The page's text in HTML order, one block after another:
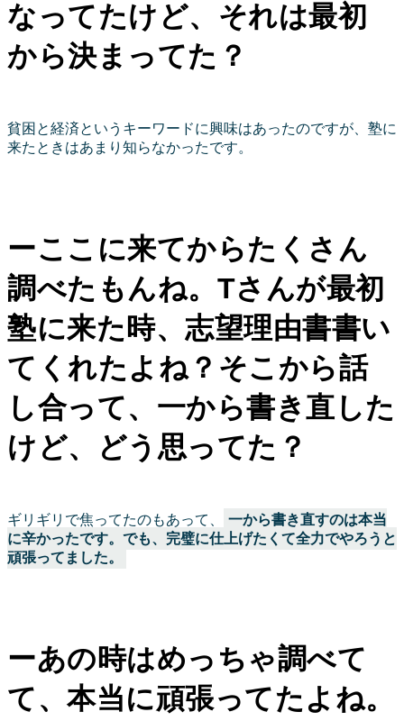
なってたけど、それは最初
から決まってた？
貧困と経済というキーワードに興味はあったのですが、塾に
来たときはあまり知らなかったです。
ーここに来てからたくさん
調べたもんね。Tさんが最初
塾に来た時、志望理由書書い
てくれたよね？そこから話
し合って、一から書き直した
けど、どう思ってた？
ギリギリで焦ってたのもあって、
一から書き直すのは本当
に辛かったです。でも、完璧に仕上げたくて全力でやろうと
頑張ってました。
ーあの時はめっちゃ調べて
て、本当に頑張ってたよね。